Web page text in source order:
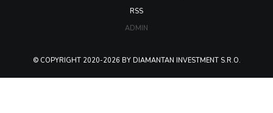
RSS
ADMIN
© COPYRIGHT 2020-2026 BY DIAMANTAN INVESTMENT S.R.O.